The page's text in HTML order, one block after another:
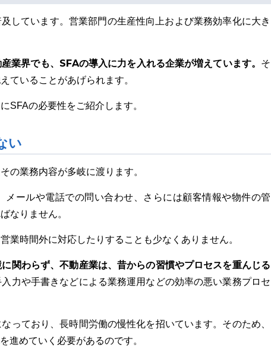
しています。営業部門の生産性向上および業務効率化に大き
業界でも、SFAの導入に力を入れる企業が増えています。
そ
ていることがあげられます。
SFAの必要性をご紹介します。
い
の業務内容が多岐に渡ります。
メールや電話での問い合わせ、さらには顧客情報や物件の管
なりません。
業時間外に対応したりすることも少なくありません。
関わらず、不動産業は、昔からの習慣やプロセスを重んじる
力や手書きなどによる業務運用などの効率の悪い業務プロセ
っており、長時間労働の慢性化を招いています。そのため、
進めていく必要があるのです。